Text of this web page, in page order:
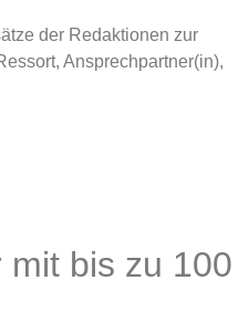
der Redaktionen zur
Ansprechpartner(in),
mit bis zu 100